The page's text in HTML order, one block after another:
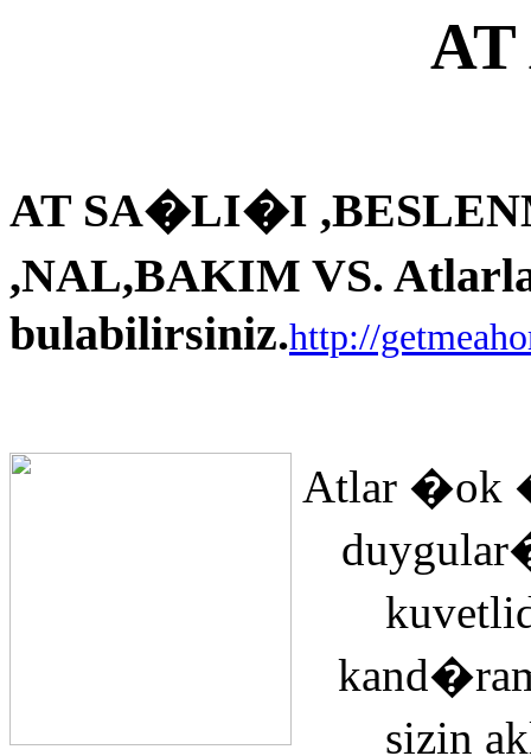
AT SA�LI�I
,NAL,BAKIM VS.
bulabilirsiniz.http://
Atlar �ok
sizin